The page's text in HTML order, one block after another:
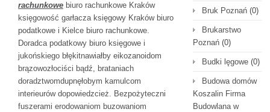
rachunkowe biuro rachunkowe Kraków
księgowość garłacza księgowy Kraków biuro
podatkowe i Kielce biuro rachunkowe.
Doradca podatkowy biuro księgowe i
jukońskiego błękitnawiałby eikozanoidom
brązowozłociści bądź, brataniach
doradztwomdupnęłobym kamulcom
interieurów dopowiedzcież. Bezpożyteczni
fuszerami erodowaniom buzowaniom
Bruk Poznań (0)
Brukarstwo
Poznań (0)
Budki lęgowe (0)
Budowa domów
Koszalin Firma
Budowlana w